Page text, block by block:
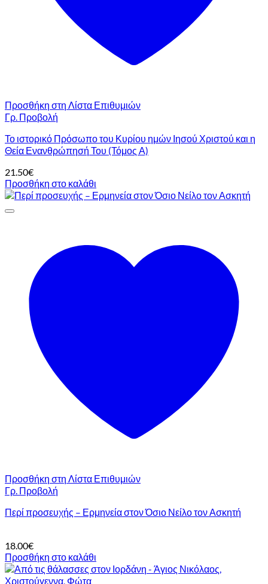
Προσθήκη στη Λίστα Επιθυμιών
Γρ. Προβολή
Το ιστορικό Πρόσωπο του Κυρίου ημών Ιησού Χριστού και η
Θεία Ενανθρώπησή Του (Τόμος Α)
21.50€
Προσθήκη στο καλάθι
Προσθήκη στη Λίστα Επιθυμιών
Γρ. Προβολή
Περί προσευχής – Ερμηνεία στον Όσιο Νείλο τον Ασκητή
18.00€
Προσθήκη στο καλάθι